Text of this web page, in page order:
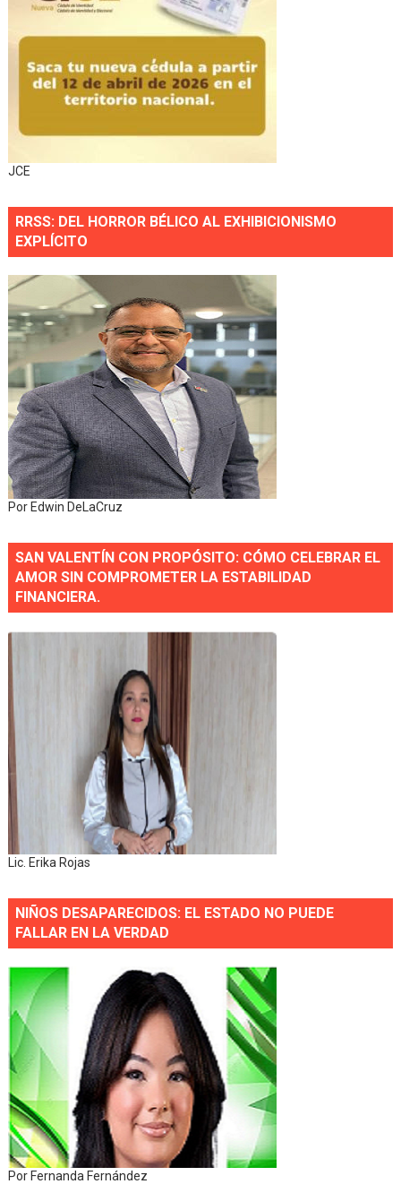
JCE
RRSS: DEL HORROR BÉLICO AL EXHIBICIONISMO
EXPLÍCITO
Por Edwin DeLaCruz
SAN VALENTÍN CON PROPÓSITO: CÓMO CELEBRAR EL
AMOR SIN COMPROMETER LA ESTABILIDAD
FINANCIERA.
Lic. Erika Rojas
NIÑOS DESAPARECIDOS: EL ESTADO NO PUEDE
FALLAR EN LA VERDAD
Por Fernanda Fernández